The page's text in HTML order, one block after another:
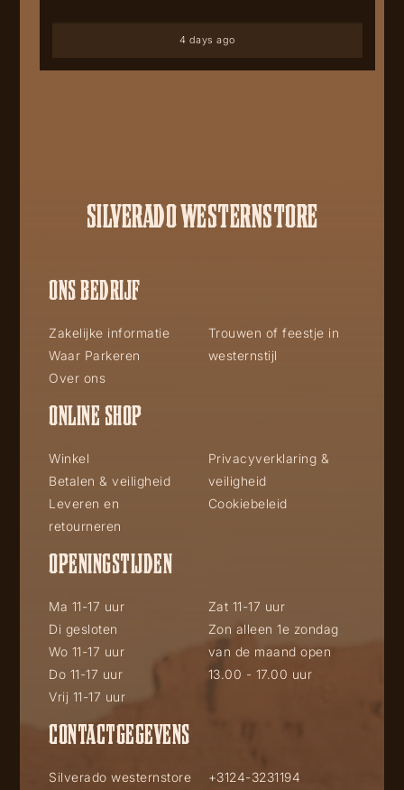
4 days ago
SILVERADO WESTERNSTORE
ONS BEDRIJF
Zakelijke informatie
Waar Parkeren
Over ons
Trouwen of feestje in
westernstijl
ONLINE SHOP
Winkel
Betalen & veiligheid
Leveren en
retourneren
Privacyverklaring &
veiligheid
Cookiebeleid
OPENINGSTIJDEN
Ma 11-17 uur
Di gesloten
Wo 11-17 uur
Do 11-17 uur
Vrij 11-17 uur
Zat 11-17 uur
Zon alleen 1e zondag
van de maand open
13.00 - 17.00 uur
CONTACTGEGEVENS
Silverado westernstore
+3124-3231194